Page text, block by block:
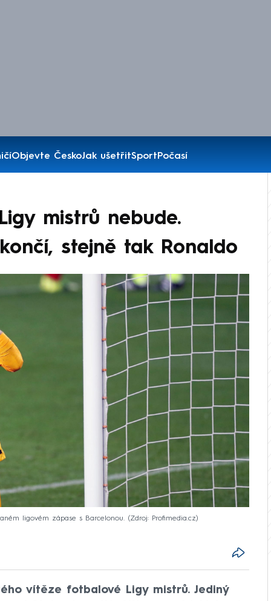
Objevte ČeskoJak ušetřitSportPočasí
mistrů nebude.
stejně tak Ronaldo
ligovém zápase s Barcelonou. Zdroj: Profimedia.cz
vítěze fotbalové Ligy mistrů. Jediný